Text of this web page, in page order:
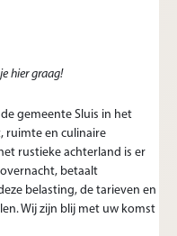
hier graag!
gemeente Sluis in het
ruimte en culinaire
rustieke achterland is er
betaalt
belasting, de tarieven en
Wij zijn blij met uw komst